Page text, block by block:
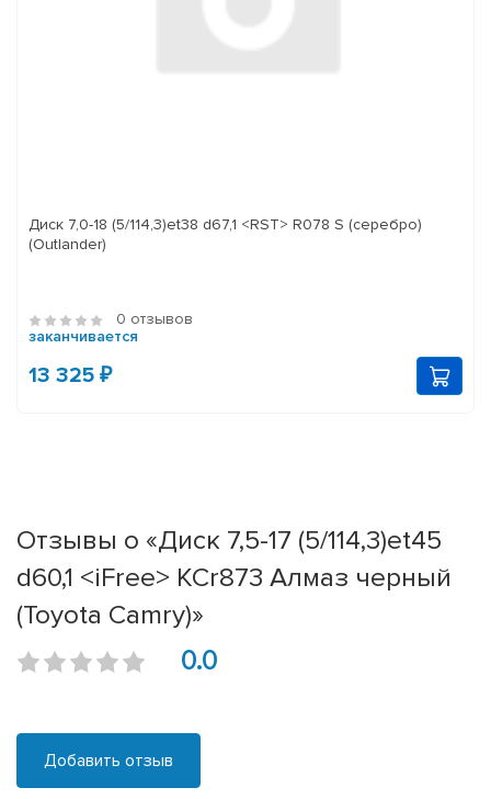
Диск 7,0-18 (5/114,3)et38 d67,1 <RST> R078 S (серебро)
(Outlander)
0 отзывов
заканчивается
13 325 ₽
Отзывы о «Диск 7,5-17 (5/114,3)et45
d60,1 <iFree> КСr873 Алмаз черный
(Toyota Camry)»
0.0
Добавить отзыв